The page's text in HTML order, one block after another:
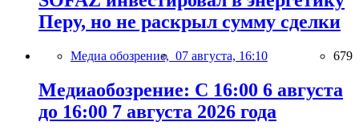
Перу, но не раскрыл сумму сделки
Медиа обозрение, 07 августа, 16:10 679
Медиаобозрение: С 16:00 6 августа
до 16:00 7 августа 2026 года